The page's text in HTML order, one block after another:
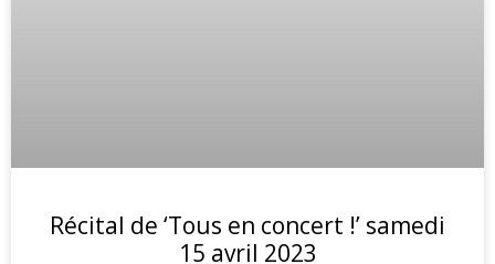
Récital de ‘Tous en concert !’ samedi
15 avril 2023